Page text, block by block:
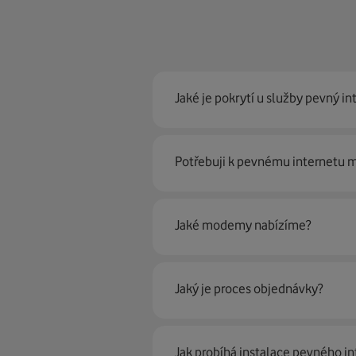
Jaké je pokrytí u služby pevný
Pevný internet můžeme
Potřebuji k pevnému internetu
Ano, potřebujete. Rádi vám ho
poradí naši proškolení prodejci
Jaké modemy nabízíme?
Jaký je proces objednávky?
Krok jedna je určitě ověření
Jak probíhá instalace pevného